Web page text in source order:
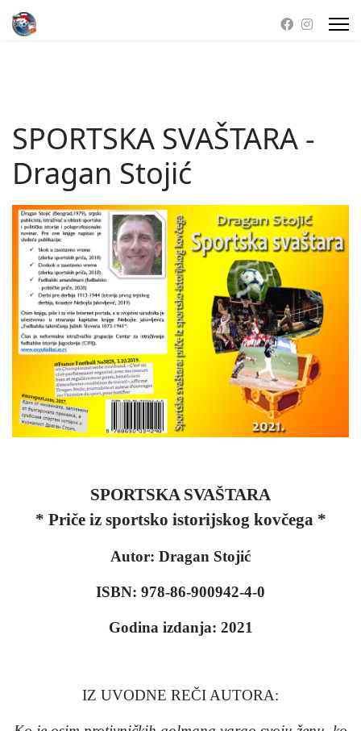
SPORTSKA SVAŠTARA -
Dragan Stojić
SPORTSKA SVAŠTARA
* Priče iz sportsko istorijskog kovčega *
Autor: Dragan Stojić
ISBN: 978-86-900942-4-0
Godina izdanja: 2021
IZ UVODNE REČI AUTORA: